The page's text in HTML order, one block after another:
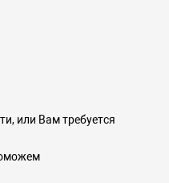
или Вам требуется